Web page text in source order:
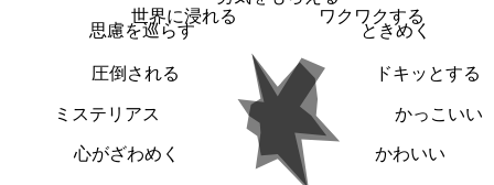
ワクワクする
ときめく
ドキッとする
かっこいい
かわいい
心がざわめく
ミステリアス
圧倒される
思慮を巡らす
世界に浸れる